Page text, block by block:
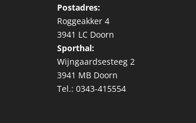
Postadres:
Roggeakker 4
3941 LC Doorn
Sporthal:
Wijngaardsesteeg 2
3941 MB Doorn
Tel.: 0343-415554